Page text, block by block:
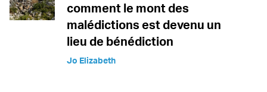
comment le mont des
malédictions est devenu un
lieu de bénédiction
Jo Elizabeth